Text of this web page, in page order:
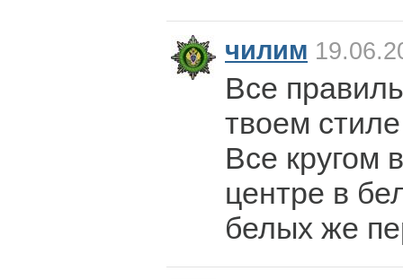
чилим
Все
твоем
Все кругом
центре в
белых же